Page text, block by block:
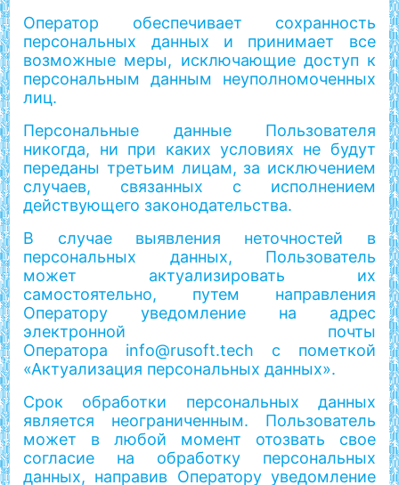
Оператор обеспечивает сохранность
персональных данных и принимает все
возможные меры, исключающие доступ к
персональным данным неуполномоченных
лиц.
Персональные данные Пользователя
никогда, ни при каких условиях не будут
переданы третьим лицам, за исключением
случаев, связанных с исполнением
действующего законодательства.
В случае выявления неточностей в
персональных данных, Пользователь
может актуализировать их
самостоятельно, путем направления
Оператору уведомление на адрес
электронной почты
Оператора info@rusoft.tech с пометкой
«Актуализация персональных данных».
Срок обработки персональных данных
является неограниченным. Пользователь
может в любой момент отозвать свое
согласие на обработку персональных
данных, направив Оператору уведомление